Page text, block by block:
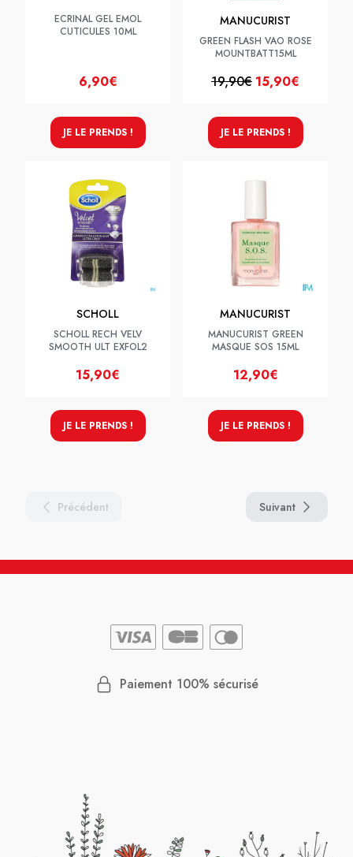
ECRINAL GEL EMOL
CUTICULES 10ML
6,90€
JE LE PRENDS !
MANUCURIST
GREEN FLASH VAO ROSE
MOUNTBATT15ML
19,90€ 15,90€
JE LE PRENDS !
SCHOLL
SCHOLL RECH VELV
SMOOTH ULT EXFOL2
15,90€
JE LE PRENDS !
MANUCURIST
MANUCURIST GREEN
MASQUE SOS 15ML
12,90€
JE LE PRENDS !
Précédent Suivant
Paiement 100% sécurisé